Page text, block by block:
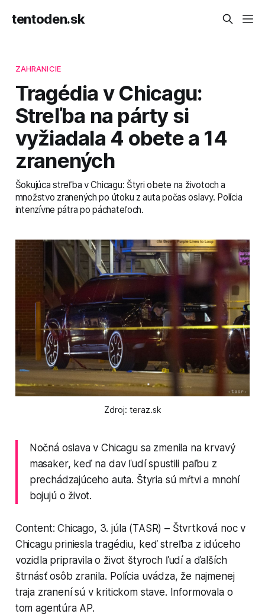
tentoden.sk
ZAHRANICIE
Tragédia v Chicagu:
Streľba na párty si
vyžiadala 4 obete a 14
zranených
Šokujúca streľba v Chicagu: Štyri obete na životoch a
množstvo zranených po útoku z auta počas oslavy. Polícia
intenzívne pátra po páchateľoch.
Zdroj: teraz.sk
Nočná oslava v Chicagu sa zmenila na krvavý
masaker, keď na dav ľudí spustili paľbu z
prechádzajúceho auta. Štyria sú mŕtvi a mnohí
bojujú o život.
Content: Chicago, 3. júla (TASR) – Štvrtková noc v
Chicagu priniesla tragédiu, keď streľba z idúceho
vozidla pripravila o život štyroch ľudí a ďalších
štrnásť osôb zranila. Polícia uvádza, že najmenej
traja zranení sú v kritickom stave. Informovala o
tom agentúra AP.